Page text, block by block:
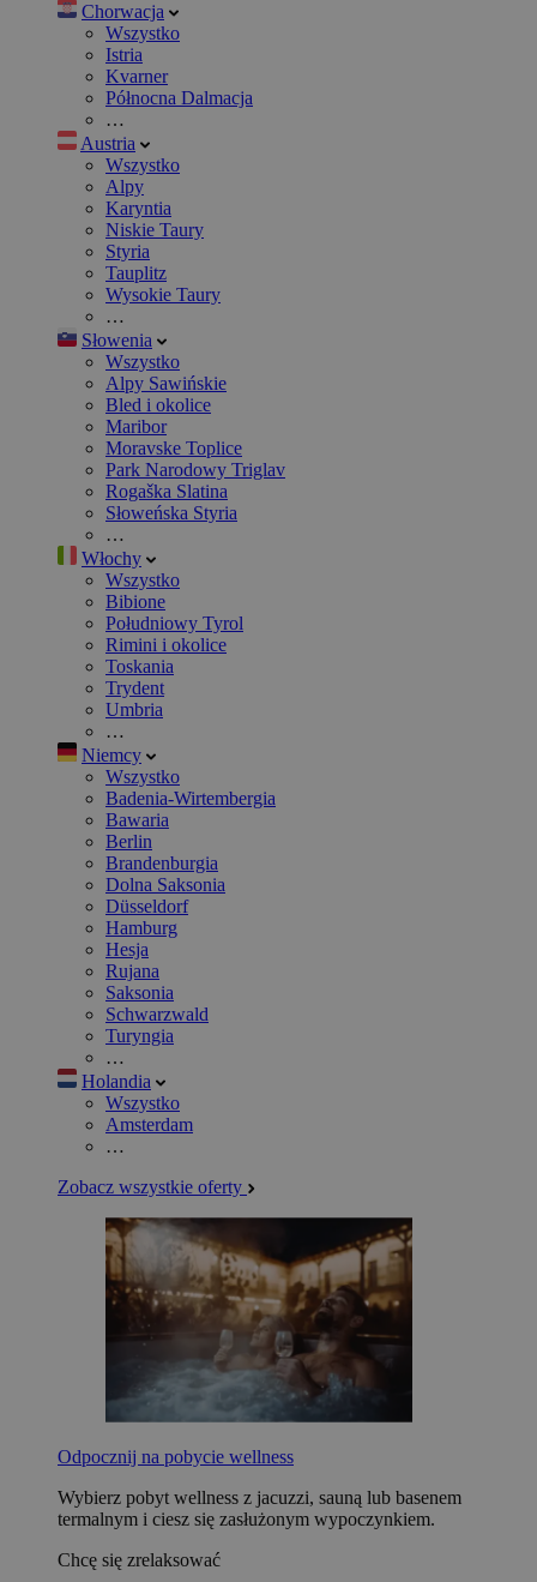
Chorwacja
Wszystko
Istria
Kvarner
Północna Dalmacja
…
Austria
Wszystko
Alpy
Karyntia
Niskie Taury
Styria
Tauplitz
Wysokie Taury
…
Słowenia
Wszystko
Alpy Sawińskie
Bled i okolice
Maribor
Moravske Toplice
Park Narodowy Triglav
Rogaška Slatina
Słoweńska Styria
…
Włochy
Wszystko
Bibione
Południowy Tyrol
Rimini i okolice
Toskania
Trydent
Umbria
…
Niemcy
Wszystko
Badenia-Wirtembergia
Bawaria
Berlin
Brandenburgia
Dolna Saksonia
Düsseldorf
Hamburg
Hesja
Rujana
Saksonia
Schwarzwald
Turyngia
…
Holandia
Wszystko
Amsterdam
…
Zobacz wszystkie oferty
Odpocznij na pobycie wellness
Wybierz pobyt wellness z jacuzzi, sauną lub basenem
termalnym i ciesz się zasłużonym wypoczynkiem.
Chcę się zrelaksować